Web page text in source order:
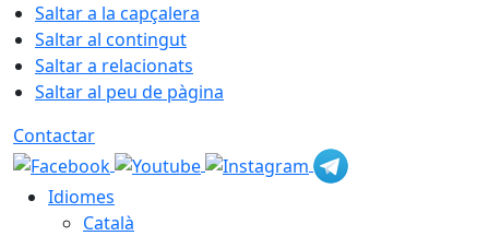
Saltar a la capçalera
Saltar al contingut
Saltar a relacionats
Saltar al peu de pàgina
Contactar
Idiomes
Català